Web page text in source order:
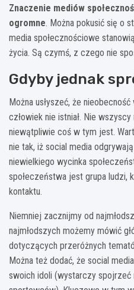
Znaczenie mediów
ogromne. Można pokusić się o
media społecznościowe
życia. Są czymś, z czego nie
Gdyby jednak
Można usłyszeć, że
człowiek nie istniał. Nie
niewątpliwie coś w tym jest.
nie tak, iż social media
niewielkiego wycinka
społeczeństwa jest grupa ludzi,
kontaktu.
Niemniej zacznijmy od
najmłodszych możemy mówić
dotyczących przeróżnych
Można też dodać, że social
swoich idoli (wystarczy spojrzeć